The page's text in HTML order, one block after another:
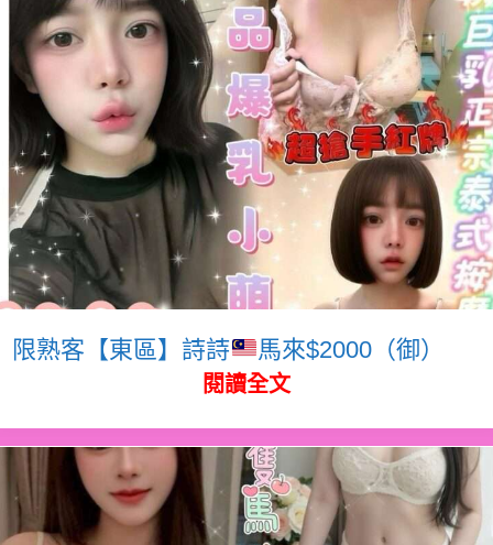
限熟客【東區】詩詩 馬來$2000（御）
閱讀全文